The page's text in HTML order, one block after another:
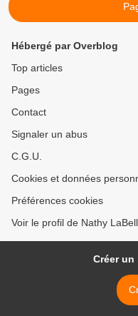
Hébergé par Overblog
Top articles
Pages
Contact
Signaler un abus
C.G.U.
Cookies et données
Préférences cookies
Voir le profil de Nathy
Créer